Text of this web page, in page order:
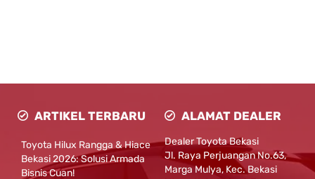
ARTIKEL TERBARU
Toyota Hilux Rangga & Hiace
Bekasi 2026: Solusi Armada
Bisnis Cuan!
ALAMAT DEALER
Dealer Toyota Bekasi
Jl. Raya Perjuangan No.63,
Marga Mulya, Kec. Bekasi